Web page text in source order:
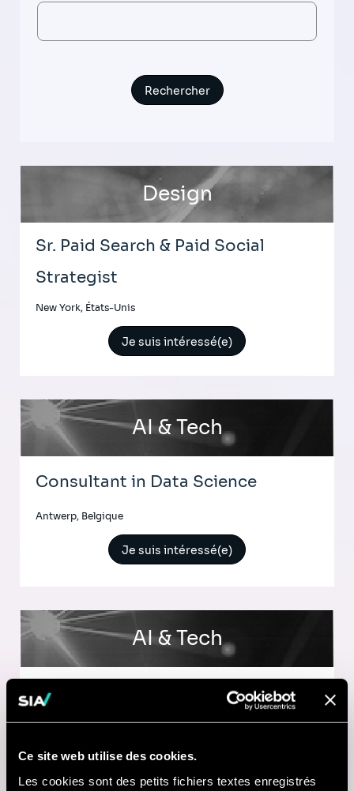
Ce site web utilise des cookies.
Les cookies sont des petits fichiers textes enregistrés
Design
Sr. Paid Search & Paid Social
Strategist
New York, États-Unis
Je suis intéressé(e)
AI & Tech
Consultant in Data Science
Antwerp, Belgique
Je suis intéressé(e)
AI & Tech
Senior Consultant in Data science
Brussels, Belgique
Je suis intéressé(e)